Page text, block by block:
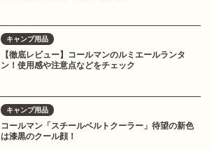
キャンプ用品
【徹底レビュー】コールマンのルミエールランタ
ン！使用感や注意点などをチェック
キャンプ用品
コールマン「スチールベルトクーラー」待望の新色
は漆黒のクール顔！